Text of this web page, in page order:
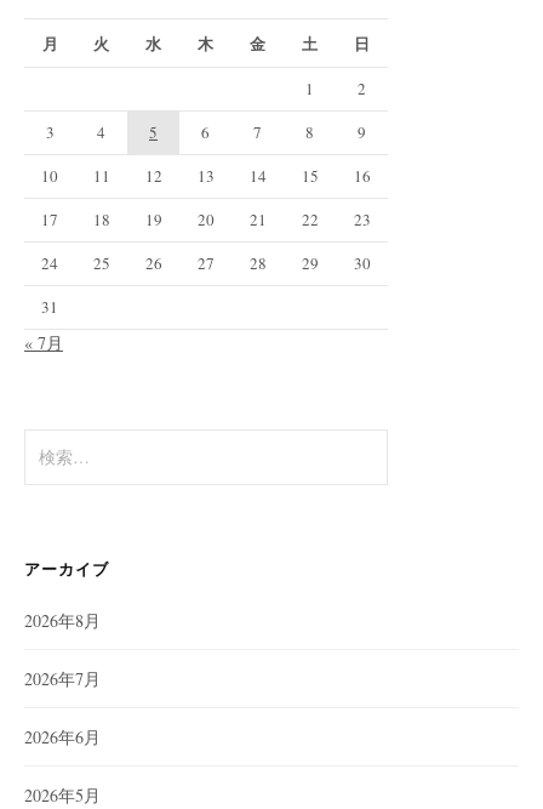
月 火 水 木 金 土 日
1
2
3
4 5 6 7 8
9
10
11 12 13 14 15
16
17
18 19 20 21 22
23
24
25 26 27 28 29
30
31
« 7月
索:
アーカイブ
2026年8月
2026年7月
2026年6月
2026年5月